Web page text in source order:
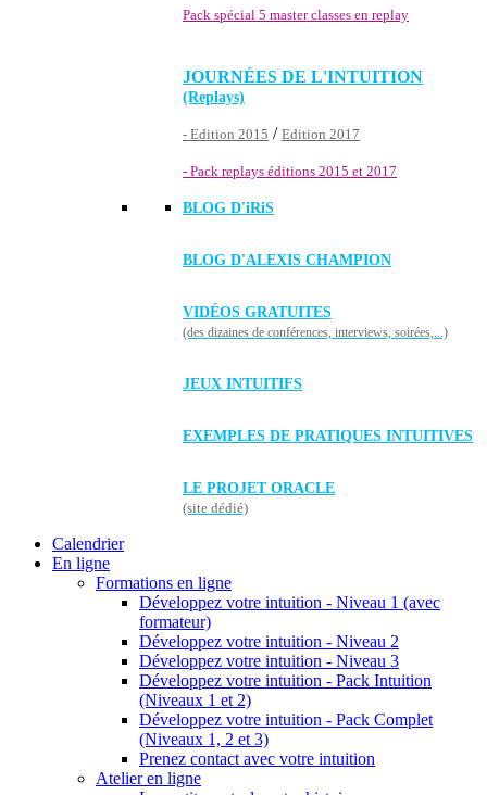
Pack spécial 5 master classes en replay
JOURNÉES DE L'INTUITION
(Replays)
- Edition 2015 / Edition 2017
- Pack replays éditions 2015 et 2017
BLOG D'iRiS
BLOG D'ALEXIS CHAMPION
VIDÉOS GRATUITES
(des dizaines de conférences, interviews, soirées,...)
JEUX INTUITIFS
EXEMPLES DE PRATIQUES INTUITIVES
LE PROJET ORACLE
(site dédié)
Calendrier
En ligne
Formations en ligne
Développez votre intuition - Niveau 1 (avec
formateur)
Développez votre intuition - Niveau 2
Développez votre intuition - Niveau 3
Développez votre intuition - Pack Intuition
(Niveaux 1 et 2)
Développez votre intuition - Pack Complet
(Niveaux 1, 2 et 3)
Prenez contact avec votre intuition
Atelier en ligne